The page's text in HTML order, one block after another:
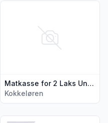
Pork Burrito
Matkasse for 2 Laks Unagi Kokkeløren
Kokkeløren
Vis flere detaljer for